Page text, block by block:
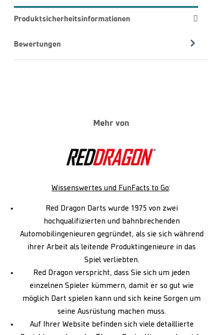
Produktsicherheitsinformationen
Bewertungen
Mehr von
Wissenswertes und FunFacts to Go:
Red Dragon Darts wurde 1975 von zwei
hochqualifizierten und bahnbrechenden
Automobilingenieuren gegründet, als sie sich während
ihrer Arbeit als leitende Produktingenieure in das
Spiel verliebten.
Red Dragon verspricht, dass Sie sich um jeden
einzelnen Spieler kümmern, damit er so gut wie
möglich Dart spielen kann und sich keine Sorgen um
seine Ausrüstung machen muss.
Auf Ihrer Website befinden sich viele detaillierte